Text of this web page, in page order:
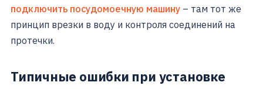
подключить посудомоечную машину – там тот же
принцип врезки в воду и контроля соединений на
протечки.
Типичные ошибки при установке